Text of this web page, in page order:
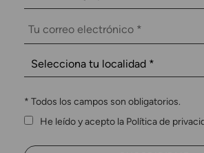
* Todos los campos son obligatorios.
He leído y acepto la Política de